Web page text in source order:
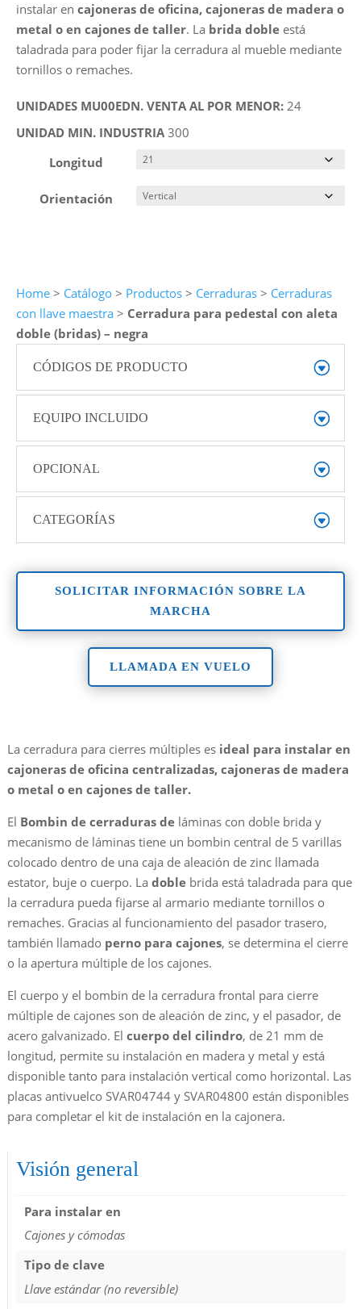
instalar en cajoneras de oficina, cajoneras de madera o
metal o en cajones de taller. La brida dobleestá
taladrada para poder fijar la cerradura al mueble mediante
tornillos o remaches.
UNIDADES MU00EDN. VENTA AL POR MENOR: 24
UNIDAD MIN. INDUSTRIA300
Longitud
Orientación
Home> Catálogo> Productos> Cerraduras> Cerraduras
con llave maestra> Cerradura para pedestal con aleta
doble (bridas) – negra
CÓDIGOS DE PRODUCTO
EQUIPO INCLUIDO
OPCIONAL
CATEGORÍAS
SOLICITAR INFORMACIÓN SOBRE LA
MARCHA
LLAMADA EN VUELO
La cerradura para cierres múltiples es ideal para instalar en
cajoneras de oficina centralizadas, cajoneras de madera
o metal o en cajones de taller.
El Bombin de cerraduras deláminas con doble brida y
mecanismo de láminas tiene un bombin central de 5 varillas
colocado dentro de una caja de aleación de zinc llamada
estator, buje o cuerpo. La doblebrida está taladrada para que
la cerradura pueda fijarse al armario mediante tornillos o
remaches. Gracias al funcionamiento del pasador trasero,
también llamado perno para cajones, se determina el cierre
o la apertura múltiple de los cajones.
El cuerpo y el bombin de la cerradura frontal para cierre
múltiple de cajones son de aleación de zinc, y el pasador, de
acero galvanizado. El cuerpo del cilindro, de 21 mm de
longitud, permite su instalación en madera y metal y está
disponible tanto para instalación vertical como horizontal. Las
placas antivuelco SVAR04744 y SVAR04800 están disponibles
para completar el kit de instalación en la cajonera.
Visión general
Para instalar en
Cajones y cómodas
Tipo de clave
Llave estándar (no reversible)